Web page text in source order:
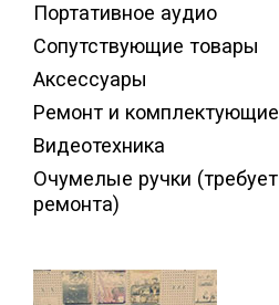
Портативное аудио
Сопутствующие товары
Аксессуары
Ремонт и комплектующие
Видеотехника
Очумелые ручки (требует
ремонта)